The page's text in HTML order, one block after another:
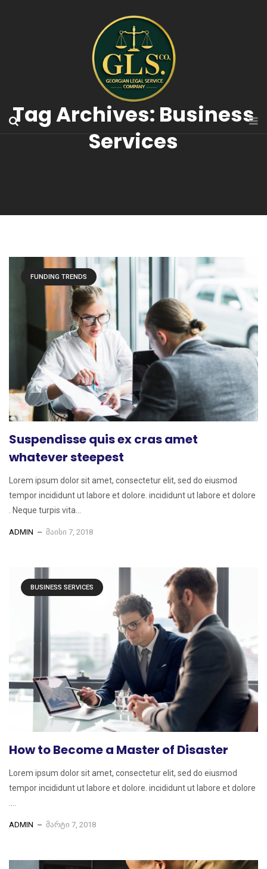
Tag Archives: Business
Services
FUNDING TRENDS
Suspendisse quis ex cras amet
whatever steepest
Lorem ipsum dolor sit amet, consectetur elit, sed do eiusmod
tempor incididunt ut labore et dolore. incididunt ut labore et dolore
. Neque turpis vita...
ADMIN ᲛᲐᲘᲡᲘ 7, 2018
BUSINESS SERVICES
How to Become a Master of Disaster
Lorem ipsum dolor sit amet, consectetur elit, sed do eiusmod
tempor incididunt ut labore et dolore. incididunt ut labore et dolore
ADMIN ᲛᲐᲠᲢᲘ 7, 2018